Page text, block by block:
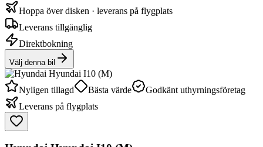
Hoppa över disken · leverans på flygplats
Leverans tillgänglig
Direktbokning
Välj denna bil
Nyligen tillagd Bästa värde
Godkänt uthyrningsföretag
Leverans på flygplats